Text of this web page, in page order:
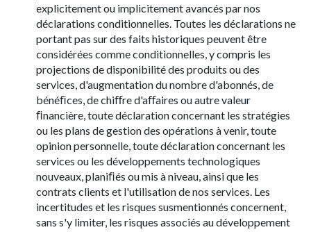
explicitement ou implicitement avancés par nos
déclarations conditionnelles. Toutes les déclarations ne
portant pas sur des faits historiques peuvent être
considérées comme conditionnelles, y compris les
projections de disponibilité des produits ou des
services, d'augmentation du nombre d'abonnés, de
bénéﬁces, de chiﬀre d'aﬀaires ou autre valeur
ﬁnancière, toute déclaration concernant les stratégies
ou les plans de gestion des opérations à venir, toute
opinion personnelle, toute déclaration concernant les
services ou les développements technologiques
nouveaux, planiﬁés ou mis à niveau, ainsi que les
contrats clients et l'utilisation de nos services. Les
incertitudes et les risques susmentionnés concernent,
sans s'y limiter, les risques associés au développement